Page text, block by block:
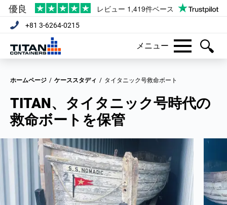
+81 3-6264-0215
メニュー
ホームページ / ケーススタディ / タイタニック号救命ボート
TITAN、タイタニック号時代の
救命ボートを保管